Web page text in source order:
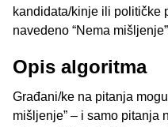
kandidata/kinje ili političke
navedeno “Nema
Opis algoritma
Građani/ke na pitanja
mišljenje” – i samo pitanja